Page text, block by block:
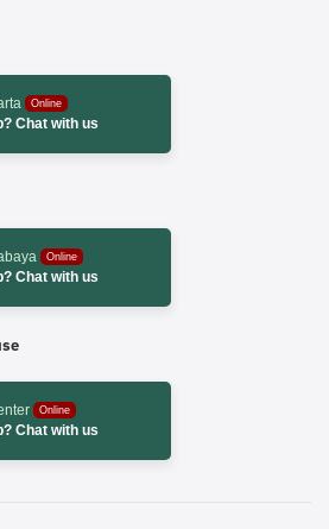
Online
Chat with us
Online
Chat with us
Online
Chat with us